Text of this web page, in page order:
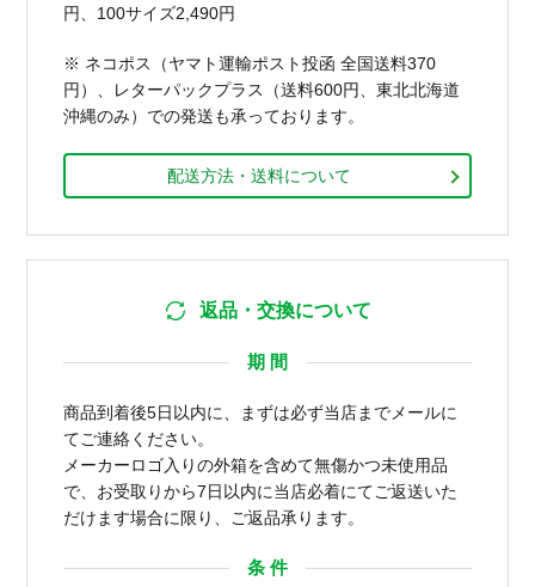
円、100サイズ2,490円
※ ネコポス（ヤマト運輸ポスト投函 全国送料370
円）、レターパックプラス（送料600円、東北北海道
沖縄のみ）での発送も承っております。
配送方法・送料について
返品・交換について
期 間
商品到着後5日以内に、まずは必ず当店までメールに
てご連絡ください。
メーカーロゴ入りの外箱を含めて無傷かつ未使用品
で、お受取りから7日以内に当店必着にてご返送いた
だけます場合に限り、ご返品承ります。
条 件